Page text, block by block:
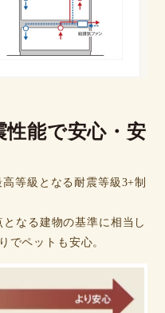
能で安心・安
等級となる耐震等級3+制
なる建物の基準に相当し
でペットも安心。